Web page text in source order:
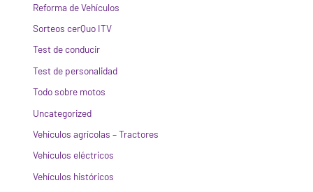
Reforma de Vehículos
Sorteos cerQuo ITV
Test de conducir
Test de personalidad
Todo sobre motos
Uncategorized
Vehículos agrícolas – Tractores
Vehículos eléctricos
Vehículos históricos